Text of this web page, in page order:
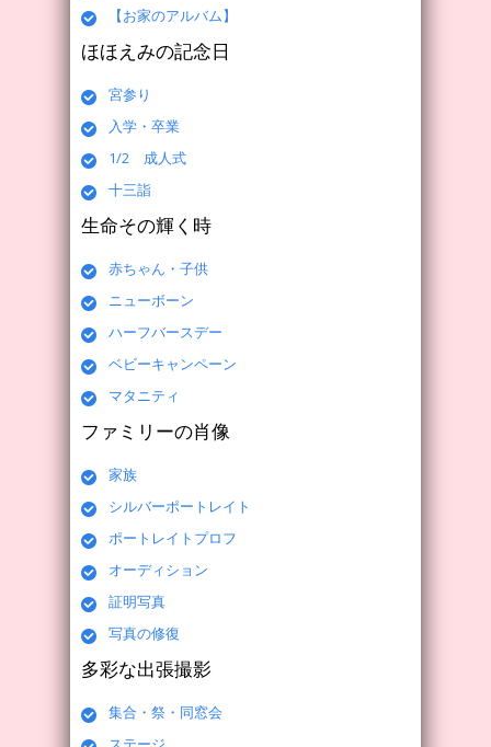
【お家のアルバム】
ほほえみの記念日
宮参り
入学・卒業
1/2 成人式
十三詣
生命その輝く時
赤ちゃん・子供
ニューボーン
ハーフバースデー
ベビーキャンペーン
マタニティ
ファミリーの肖像
家族
シルバーポートレイト
ポートレイトプロフ
オーディション
証明写真
写真の修復
多彩な出張撮影
集合・祭・同窓会